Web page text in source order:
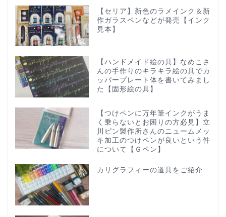
【セリア】新色のラメインク＆新
作ガラスペンなどが発売【インク
見本】
【ハンドメイド絵の具】なめこさ
んの手作りのキラキラ絵の具でカ
ッパープレート体を書いてみまし
た【固形絵の具】
【つけペンに万年筆インクがうま
く乗らないとお困りの方必見】立
川ピン製作所さんのニュームメッ
キ加工のつけペンが良いという件
について【Ｇペン】
カリグラフィーの道具をご紹介